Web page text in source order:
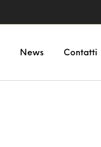
News Contatti